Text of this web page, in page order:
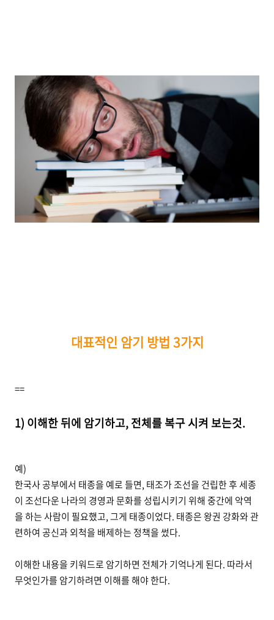
대표적인 암기 방법 3가지
==
1) 이해한 뒤에 암기하고, 전체를 복구 시켜 보는것.
예)
한국사 공부에서 태종을 예로 들면, 태조가 조선을 건립한 후 세종
이 조선다운 나라의 경영과 문화를 성립시키기 위해 중간에 악역
을 하는 사람이 필요했고, 그게 태종이었다. 태종은 왕권 강화와 관
련하여 공신과 외척을 배제하는 정책을 썼다.
이해한 내용을 키워드로 암기하면 전체가 기억나게 된다. 따라서
무엇인가를 암기하려면 이해를 해야 한다.